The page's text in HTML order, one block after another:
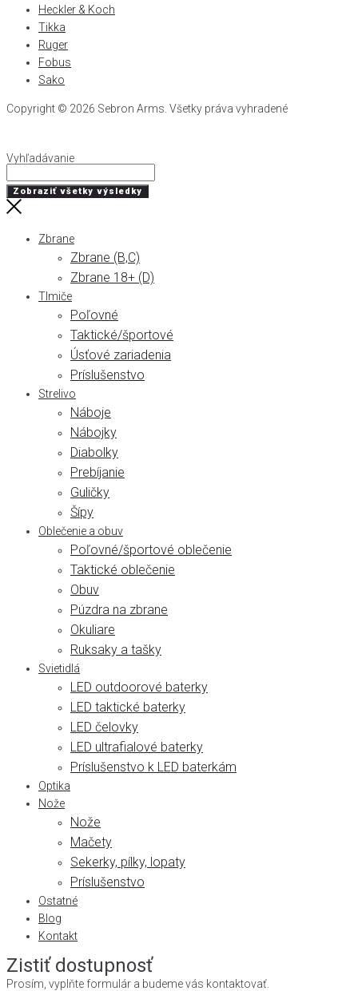
Heckler & Koch
Tikka
Ruger
Fobus
Sako
Copyright © 2026 Sebron Arms. Všetky práva vyhradené
Vyhľadávanie
...Zobraziť všetky výsledky
Zbrane
Zbrane (B,C)
Zbrane 18+ (D)
Tlmiče
Poľovné
Taktické/športové
Úsťové zariadenia
Príslušenstvo
Strelivo
Náboje
Nábojky
Diabolky
Prebíjanie
Guličky
Šípy
Oblečenie a obuv
Poľovné/športové oblečenie
Taktické oblečenie
Obuv
Púzdra na zbrane
Okuliare
Ruksaky a tašky
Svietidlá
LED outdoorové baterky
LED taktické baterky
LED čelovky
LED ultrafialové baterky
Príslušenstvo k LED baterkám
Optika
Nože
Nože
Mačety
Sekerky, pílky, lopaty
Príslušenstvo
Ostatné
Blog
Kontakt
Zistiť dostupnosť
Prosím, vyplňte formulár a budeme vás kontaktovať.